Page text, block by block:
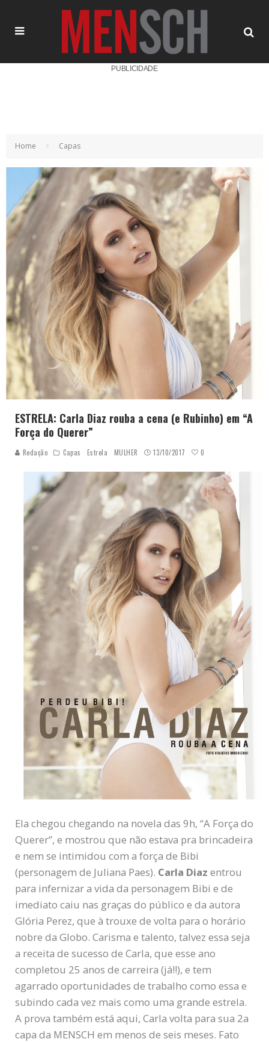
PUBLICIDADE
Home Capas
ESTRELA: Carla Diaz rouba a cena (e Rubinho) em “A
Força do Querer”
Redação Capas Estrela MULHER 13/10/2017 0
Ela chegou chegando na novela das 9h, “A Força do
Querer”, e mostrou que não estava pra brincadeira
e nem se intimidou com a força de Bibi
(personagem de Juliana Paes). Carla Diaz entrou
para infernizar a vida da personagem Bibi e de
imediato caiu nas graças do público e da autora
Glória Perez, que à trouxe de volta para o horário
nobre da Globo. Carisma e talento, talvez essa seja
a receita de sucesso de Carla, que esse ano
completou 25 anos de carreira (já!!), e tem
agarrado oportunidades de trabalho como essa e
subindo cada vez mais como uma grande estrela.
A prova também está aqui, Carla volta para sua 2a
capa da MENSCH em menos de seis meses. Fato